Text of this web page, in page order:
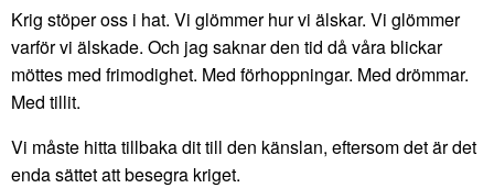
Krig stöper oss i hat. Vi glömmer hur vi älskar. Vi glömmer
varför vi älskade. Och jag saknar den tid då våra blickar
möttes med frimodighet. Med förhoppningar. Med drömmar.
Med tillit.
Vi måste hitta tillbaka dit till den känslan, eftersom det är det
enda sättet att besegra kriget.